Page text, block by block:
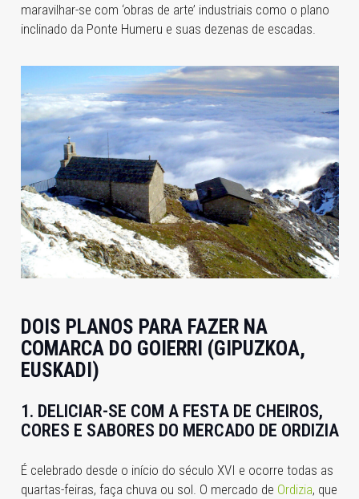
maravilhar-se com ‘obras de arte’ industriais como o plano
inclinado da Ponte Humeru e suas dezenas de escadas.
DOIS PLANOS PARA FAZER NA
COMARCA DO GOIERRI (GIPUZKOA,
EUSKADI)
1. DELICIAR-SE COM A FESTA DE CHEIROS,
CORES E SABORES DO MERCADO DE ORDIZIA
É celebrado desde o início do século XVI e ocorre todas as
quartas-feiras, faça chuva ou sol. O mercado de Ordizia, que